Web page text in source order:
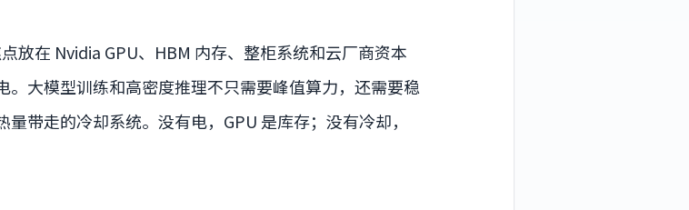
放在 Nvidia GPU、HBM 内存、整柜系统和云厂商资本
大模型训练和高密度推理不只需要峰值算力，还需要稳
带走的冷却系统。没有电，GPU 是库存；没有冷却，